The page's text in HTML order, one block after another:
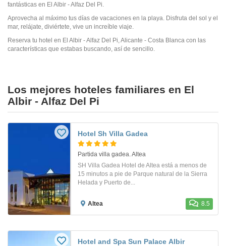
fantásticas en El Albir - Alfaz Del Pi.
Aprovecha al máximo tus días de vacaciones en la playa. Disfruta del sol y el
mar, relájate, diviértete, vive un increíble viaje.
Reserva tu hotel en El Albir - Alfaz Del Pi, Alicante - Costa Blanca con las
características que estabas buscando, así de sencillo.
Los mejores hoteles familiares en El
Albir - Alfaz Del Pi
Hotel Sh Villa Gadea
Partida villa gadea. Altea
SH Villa Gadea Hotel de Altea está a menos de
15 minutos a pie de Parque natural de la Sierra
Helada y Puerto de...
Altea 8.5
Hotel and Spa Sun Palace Albir